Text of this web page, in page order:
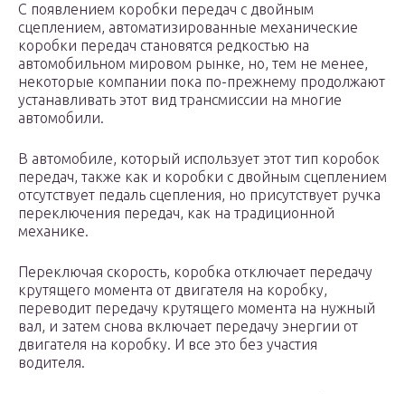
С появлением коробки передач с двойным
сцеплением, автоматизированные механические
коробки передач становятся редкостью на
автомобильном мировом рынке, но, тем не менее,
некоторые компании пока по-прежнему продолжают
устанавливать этот вид трансмиссии на многие
автомобили.
В автомобиле, который использует этот тип коробок
передач, также как и коробки с двойным сцеплением
отсутствует педаль сцепления, но присутствует ручка
переключения передач, как на традиционной
механике.
Переключая скорость, коробка отключает передачу
крутящего момента от двигателя на коробку,
переводит передачу крутящего момента на нужный
вал, и затем снова включает передачу энергии от
двигателя на коробку. И все это без участия
водителя.